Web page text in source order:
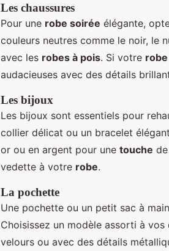
Les chaussures
Pour une robe soirée élégante,
couleurs neutres comme le noir, le
avec les robes à pois. Si votre robe
audacieuses avec des détails
Les bijoux
Les bijoux sont essentiels pour
collier délicat ou un bracelet
or ou en argent pour une touche
vedette à votre robe.
La pochette
Une pochette ou un petit sac à
Choisissez un modèle assorti à
velours ou avec des détails